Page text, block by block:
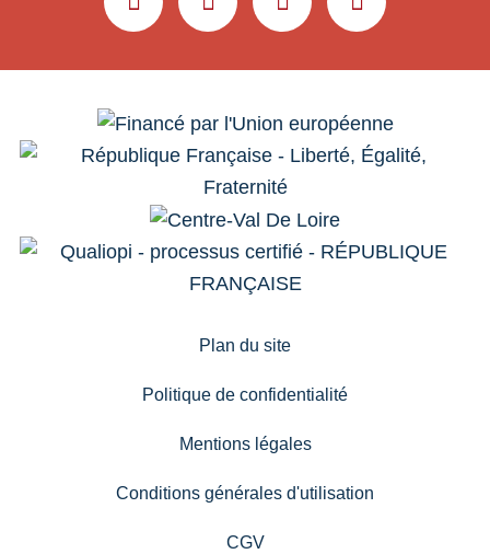
YOUTUBELINKEDININSTAGRAMFACEBOOK
Plan du site
Politique de confidentialité
Mentions légales
Conditions générales d'utilisation
CGV